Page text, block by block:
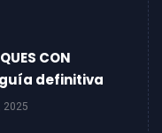
CON
guía definitiva
2025